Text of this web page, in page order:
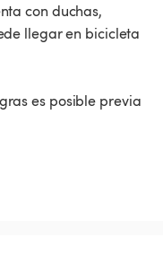
con duchas,
llegar en bicicleta
es posible previa